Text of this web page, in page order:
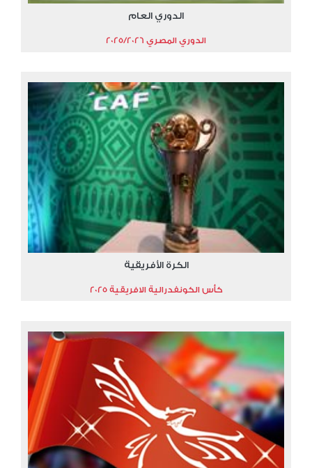
الدوري العام
الدوري المصري 2025/2026
الكرة الأفريقية
كأس الكونفدرالية الافريقية 2025